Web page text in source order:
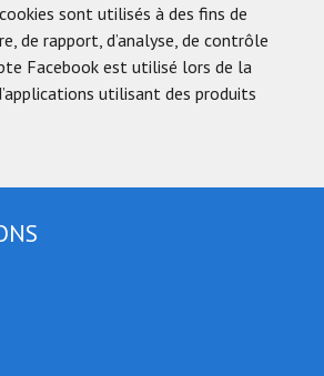
sont utilisés à des fins de
de rapport, d’analyse, de contrôle
Facebook est utilisé lors de la
utilisant des produits